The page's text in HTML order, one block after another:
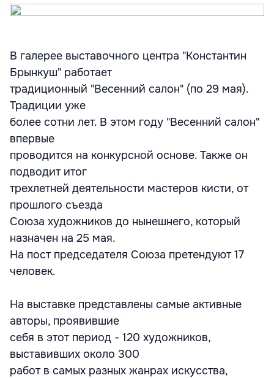
В галерее выставочного центра "Константин
Брынкуш" работает
традиционный "Весенний салон" (по 29 мая).
Традиции уже
более сотни лет. В этом году "Весенний салон"
впервые
проводится на конкурсной основе. Также он
подводит итог
трехлетней деятельности мастеров кисти, от
прошлого съезда
Союза художников до нынешнего, который
назначен на 25 мая.
На пост председателя Союза претендуют 17
человек.
На выставке представлены самые активные
авторы, проявившие
себя в этот период - 120 художников,
выставивших около 300
работ в самых разных жанрах искусства,